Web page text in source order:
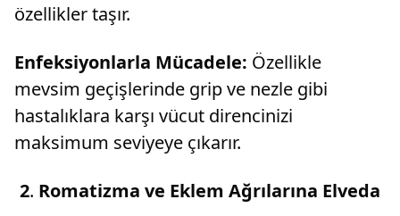
özellikler taşır.
Enfeksiyonlarla Mücadele: Özellikle
mevsim geçişlerinde grip ve nezle gibi
hastalıklara karşı vücut direncinizi
maksimum seviyeye çıkarır.
2. Romatizma ve Eklem Ağrılarına Elveda